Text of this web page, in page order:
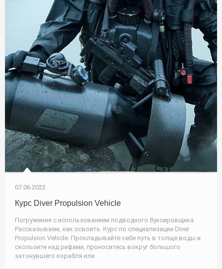
07.06.2022
Курс Diver Propulsion Vehicle
Погружения с использованием подводного буксировщика.
Рассказываем, как освоить. Курс по специализации Diver
Propulsion Vehicle. Прокладывайте себе путь в толще воды и
скользите над рифами, проноситесь вокруг большого
затонувшего корабля или